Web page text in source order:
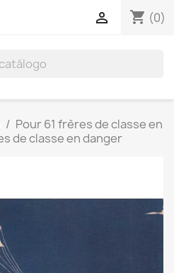
shopping_cart (0)

Pour 61 frères de classe en
de classe en danger